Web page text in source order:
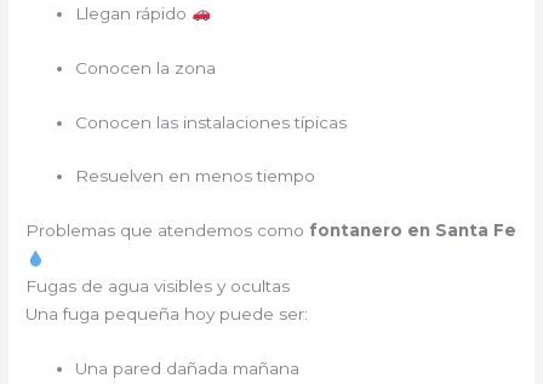
Llegan rápido
Conocen la zona
Conocen las instalaciones típicas
Resuelven en menos tiempo
Problemas que atendemos como fontanero en Santa Fe
Fugas de agua visibles y ocultas
Una fuga pequeña hoy puede ser:
Una pared dañada mañana